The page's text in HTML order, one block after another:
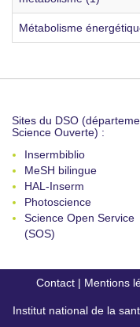
Métabolisme
Sites du DSO
Science Ouverte) :
Insermbiblio
MeSH bilingue
HAL-Inserm
Photoscience
Science Open Service
(SOS)
Contact | Mentions
Institut national de la